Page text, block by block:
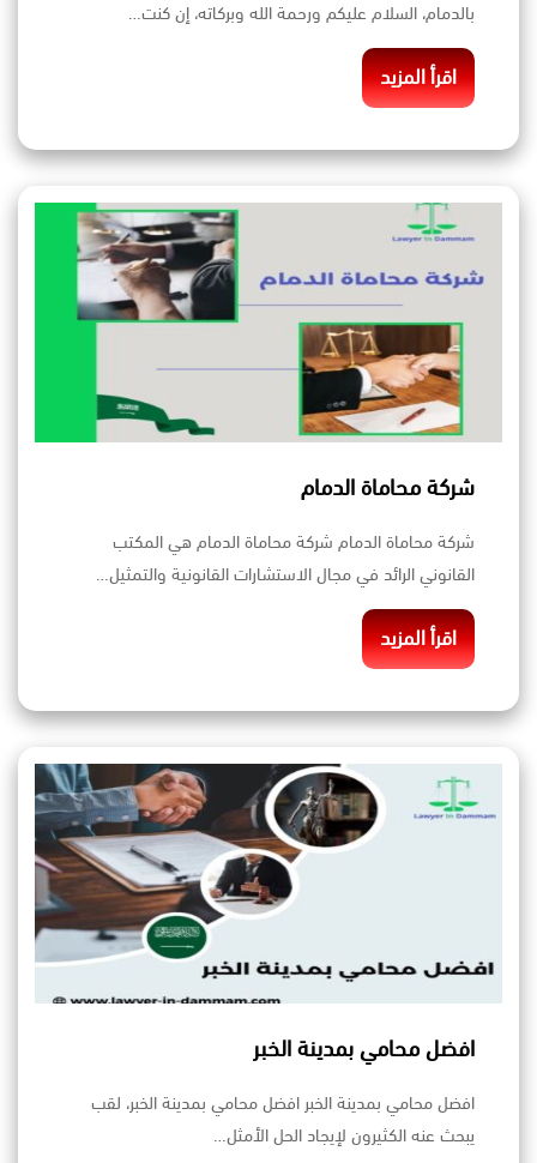
بالدمام، السلام عليكم ورحمة الله وبركاته، إن كنت…
اقرأ المزيد
شركة محاماة الدمام
شركة محاماة الدمام شركة محاماة الدمام هي المكتب
القانوني الرائد في مجال الاستشارات القانونية والتمثيل…
اقرأ المزيد
افضل محامي بمدينة الخبر
افضل محامي بمدينة الخبر افضل محامي بمدينة الخبر، لقب
يبحث عنه الكثيرون لإيجاد الحل الأمثل…